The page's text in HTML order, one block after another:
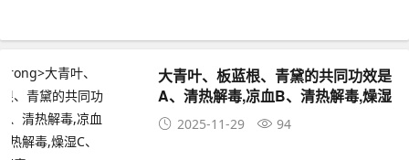
大青叶、板蓝根、青黛的共同功效是
A、清热解毒,凉血B、清热解毒,燥湿
C、清热解毒
2025-11-29 94